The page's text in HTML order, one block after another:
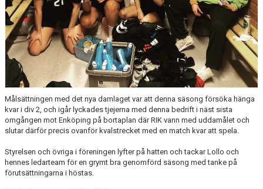
Målsättningen med det nya damlaget var att denna säsong försöka hänga
kvar i div 2, och igår lyckades tjejerna med denna bedrift i näst sista
omgången mot Enköping på bortaplan där RIK vann med uddamålet och
slutar därför precis ovanför kvalstrecket med en match kvar att spela.
Styrelsen och övriga i föreningen lyfter på hatten och tackar Lollo och
hennes ledarteam för en grymt bra genomförd säsong med tanke på
förutsättningarna i höstas.